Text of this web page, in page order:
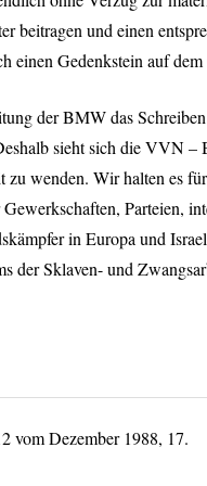
beitragen und einen
einen Gedenkstein auf
derBMWdas
sieht sich dieVVN–
wenden. Wir halten es
Parteien,
in Europa und
der Sklaven- und
vom Dezember 1988, 17.